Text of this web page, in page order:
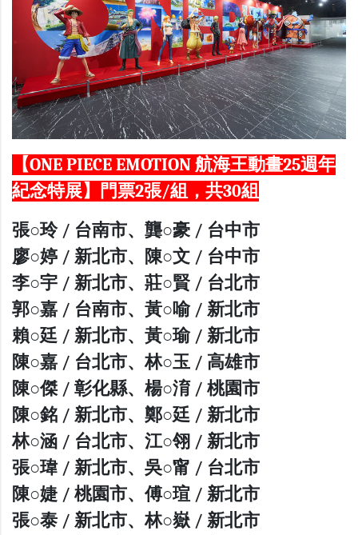
【ONE PIECE EMOTION 航海王動畫25週年
紀念特展】門票2張/組，共30組
張○玲 / 台南市、龔○豪 / 台中市
廖○婷 / 新北市、陳○文 / 台中市
李○宇 / 新北市、莊○賢 / 台北市
郭○嘉 / 台南市、黃○喻 / 新北市
賴○廷 / 新北市、黃○瑜 / 新北市
陳○嘉 / 台北市、林○玉 / 高雄市
陳○傑 / 彰化縣、楊○淯 / 桃園市
陳○銘 / 新北市、鄭○廷 / 新北市
林○涵 / 台北市、江○翎 / 新北市
張○瑋 / 新北市、吳○甯 / 台北市
陳○婕 / 桃園市、傅○瑄 / 新北市
張○泰 / 新北市、林○嶽 / 新北市